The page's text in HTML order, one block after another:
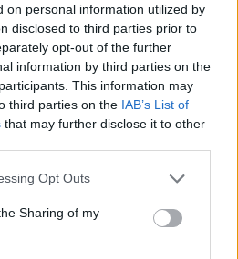
on personal information utilized by
disclosed to third parties prior to
opt-out of the further
information by third parties on the
This information may
third parties on the IAB’s List of
that may further disclose it to other
Opt Outs
Sharing of my
amelyről korábban fehérorosz
A fő gyanúsítottat - akit
számára dolgozó
írtak le...
előfizetéses
tartalmazza: